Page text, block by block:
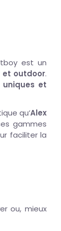
est un
et outdoor.
et
qu’Alex
gammes
faciliter la
ou, mieux